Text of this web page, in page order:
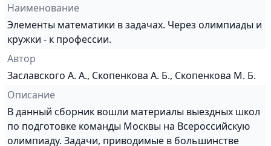
Наименование
Элементы математики в задачах. Через олимпиады и
кружки - к профессии.
Автор
Заславского А. А., Скопенкова А. Б., Скопенкова М. Б.
Описание
В данный сборник вошли материалы выездных школ
по подготовке команды Москвы на Всероссийскую
олимпиаду. Задачи, приводимые в большинстве